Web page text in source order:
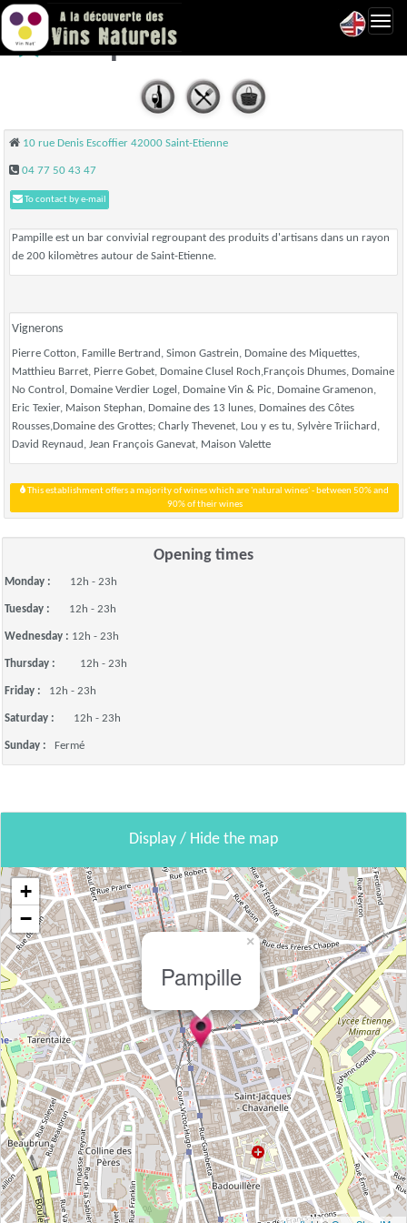
Pampille - Saint-Etienne
10 rue Denis Escoffier 42000 Saint-Etienne
04 77 50 43 47
To contact by e-mail
Pampille est un bar convivial regroupant des produits d'artisans dans un rayon
de 200 kilomètres autour de Saint-Etienne.
Vignerons
Pierre Cotton, Famille Bertrand, Simon Gastrein, Domaine des Miquettes,
Matthieu Barret, Pierre Gobet, Domaine Clusel Roch,François Dhumes, Domaine
No Control, Domaine Verdier Logel, Domaine Vin & Pic, Domaine Gramenon,
Eric Texier, Maison Stephan, Domaine des 13 lunes, Domaines des Côtes
Rousses,Domaine des Grottes; Charly Thevenet, Lou y es tu, Sylvère Triichard,
David Reynaud, Jean François Ganevat, Maison Valette
90% of their wines
Opening times
Monday : 12h - 23h
Tuesday : 12h - 23h
Wednesday : 12h - 23h
Thursday : 12h - 23h
Friday : 12h - 23h
Saturday : 12h - 23h
Sunday : Fermé
Display / Hide the map
Pampille
×
+
−